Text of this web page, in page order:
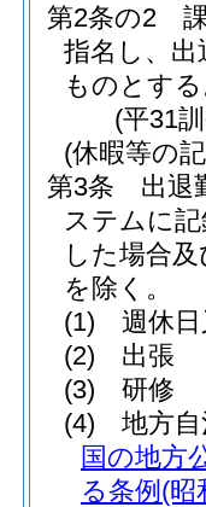
第2条の2
指名し、
ものとす
(平31
(休暇等の
第3条
出退
ステムに
した場合
を除く。
(1)
週休
(2)
出張
(3)
研修
(4)
地方
国の地方
る条例 (昭